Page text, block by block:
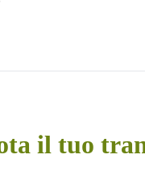
il tuo